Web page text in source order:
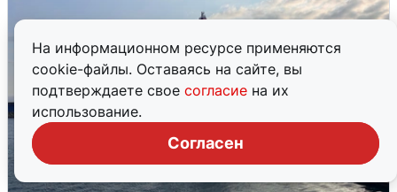
На информационном ресурсе применяются
cookie-файлы. Оставаясь на сайте, вы
подтверждаете свое согласие на их
использование.
Согласен